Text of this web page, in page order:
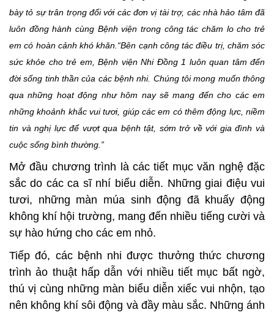
bày tỏ sự trân trọng đối với các đơn vị tài trợ, các nhà hảo tâm đã
luôn đồng hành cùng Bệnh viện trong công tác chăm lo cho trẻ
em có hoàn cảnh khó khăn.“Bên cạnh công tác điều trị, chăm sóc
sức khỏe cho trẻ em, Bệnh viện Nhi Đồng 1 luôn quan tâm đến
đời sống tinh thần của các bệnh nhi. Chúng tôi mong muốn thông
qua những hoạt động như hôm nay sẽ mang đến cho các em
những khoảnh khắc vui tươi, giúp các em có thêm động lực, niềm
tin và nghị lực để vượt qua bệnh tật, sớm trở về với gia đình và
cuộc sống bình thường.”
Mở đầu chương trình là các tiết mục văn nghệ đặc
sắc do các ca sĩ nhí biểu diễn. Những giai điệu vui
tươi, những màn múa sinh động đã khuấy động
không khí hội trường, mang đến nhiều tiếng cười và
sự hào hứng cho các em nhỏ.
Tiếp đó, các bệnh nhi được thưởng thức chương
trình ảo thuật hấp dẫn với nhiều tiết mục bất ngờ,
thú vị cùng những màn biểu diễn xiếc vui nhộn, tạo
nên không khí sôi động và đầy màu sắc. Những ánh